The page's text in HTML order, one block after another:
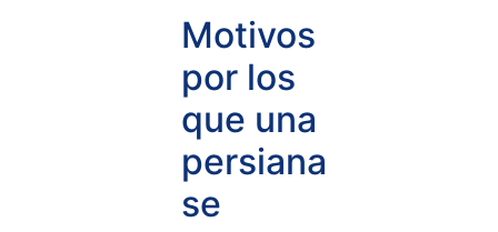
Motivos
por los
que una
persiana
se